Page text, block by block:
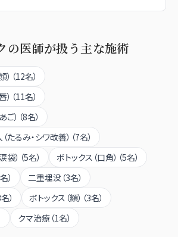
の医師が扱う主な施術
） （12名）
（11名）
） （8名）
たるみ・シワ改善） （7名）
袋） （5名） ボトックス（口角） （5名）
名） 二重埋没 （3名）
名） ボトックス（額） （3名）
クマ治療 （1名）